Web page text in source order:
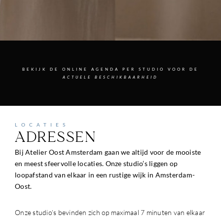
BEKIJK DE ONLINE AGENDA PER STUDIO VOOR DE
ACTUELE BESCHIKBAARHEID
LOCATIES
ADRESSEN
Bij Atelier Oost Amsterdam gaan we altijd voor de mooiste
en meest sfeervolle locaties. Onze studio’s liggen op
loopafstand van elkaar in een rustige wijk in Amsterdam-
Oost.
Onze studio’s bevinden zich op maximaal 7 minuten van elkaar